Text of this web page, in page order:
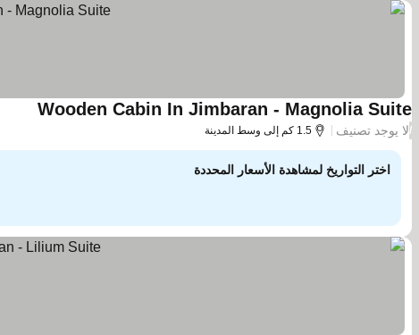
Wooden Cabin In Jimbaran - Magnolia Suite
/لا يوجد تصنيف 1.5 كم إلى وسط المدينة
اختر التواريخ لمشاهدة الأسعار المحددة